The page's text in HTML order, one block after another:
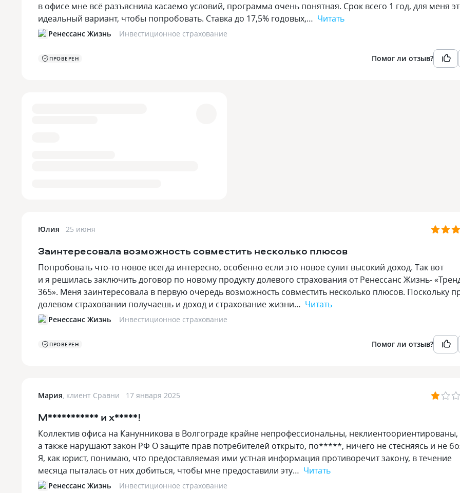
в офисе мне всё разъяснила касаемо условий, программа очень понятная. Срок всего 1 год, для меня
идеальный вариант, чтобы попробовать. Ставка до 17,5% годовых,… Читать
Ренессанс Жизнь Инвестиционное страхование
ПРОВЕРЕН Помог ли отзыв?
Юлия 25 июня
Заинтересовала возможность совместить несколько плюсов
Попробовать что-то новое всегда интересно, особенно если это новое сулит высокий доход. Так вот
и я решилась заключить договор по новому продукту долевого страхования от Ренессанс Жизнь-
365». Меня заинтересовала в первую очередь возможность совместить несколько плюсов. Поскольку
долевом страховании получаешь и доход и страхование жизни… Читать
Ренессанс Жизнь Инвестиционное страхование
ПРОВЕРЕН Помог ли отзыв?
Мария, клиент Сравни 17 января 2025
М*********** и х*****!
Коллектив офиса на Канунникова в Волгограде крайне непрофессиональны, неклиентоориентированы,
а также нарушают закон РФ О защите прав потребителей открыто, по*****, ничего не стесняясь и не
Я, как юрист, понимаю, что предоставляемая ими устная информация противоречит закону, в течение
месяца пыталась от них добиться, чтобы мне предоставили эту… Читать
Ренессанс Жизнь Инвестиционное страхование